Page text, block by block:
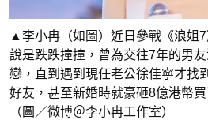
▲李小冉（如圖）近日參戰《浪姐
說是跌跌撞撞，曾為交往7年的男
戀，直到遇到現任老公徐佳寧才找
好友，甚至新婚時就豪砸8億港幣
（圖／微博＠李小冉工作室）